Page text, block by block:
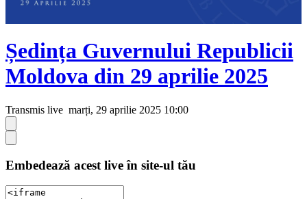
Ședința Guvernului Republicii
Moldova din 29 aprilie 2025
Transmis live marți, 29 aprilie 2025 10:00
Embedează acest live în site-ul tău